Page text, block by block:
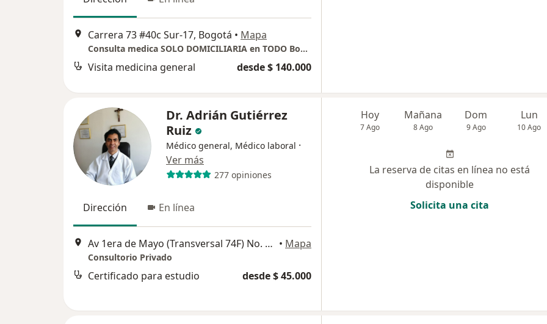
Carrera 73 #40c Sur-17, Bogotá • Mapa
Consulta medica SOLO DOMICILIARIA en TODO Bogotá. Orientacion médica telefonica y por videollamada.
Visita medicina general desde $ 140.000
Dr. Adrián Gutiérrez
Ruiz
Médico general, Médico laboral ·
Ver más
277 opiniones
Dirección En línea
Av 1era de Mayo (Transversal 74F) No. 40G - 51 Sur, Bogotá • Mapa
Consultorio Privado
Certificado para estudio desde $ 45.000
Hoy
7 Ago
Mañana
8 Ago
Dom
9 Ago
Lun
10 Ago
La reserva de citas en línea no está
disponible
Solicita una cita